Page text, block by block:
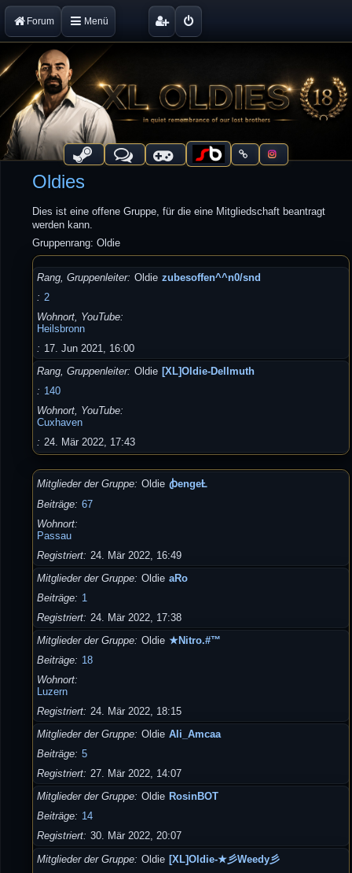
Forum Menü
Oldies
Dies ist eine offene Gruppe, für die eine Mitgliedschaft beantragt
werden kann.
Gruppenrang: Oldie
Rang, Gruppenleiter Oldie zubesoffen^^n0/snd
2
Wohnort, YouTube
Heilsbronn
17. Jun 2021, 16:00
Rang, Gruppenleiter Oldie [XL]Oldie-Dellmuth
140
Wohnort, YouTube
Cuxhaven
24. Mär 2022, 17:43
Mitglieder der Gruppe Oldie ꞗengeȽ
Beiträge
67
Wohnort
Passau
Registriert
24. Mär 2022, 16:49
Mitglieder der Gruppe
Oldie aRo
Beiträge
1
Registriert
24. Mär 2022, 17:38
Mitglieder der Gruppe
Oldie ★Nitro.#™
Beiträge
18
Wohnort
Luzern
Registriert
24. Mär 2022, 18:15
Mitglieder der Gruppe
Oldie Ali_Amcaa
Beiträge
5
Registriert
27. Mär 2022, 14:07
Mitglieder der Gruppe
Oldie RosinBOT
Beiträge
14
Registriert
30. Mär 2022, 20:07
Mitglieder der Gruppe
Oldie [XL]Oldie-★彡Weedy彡